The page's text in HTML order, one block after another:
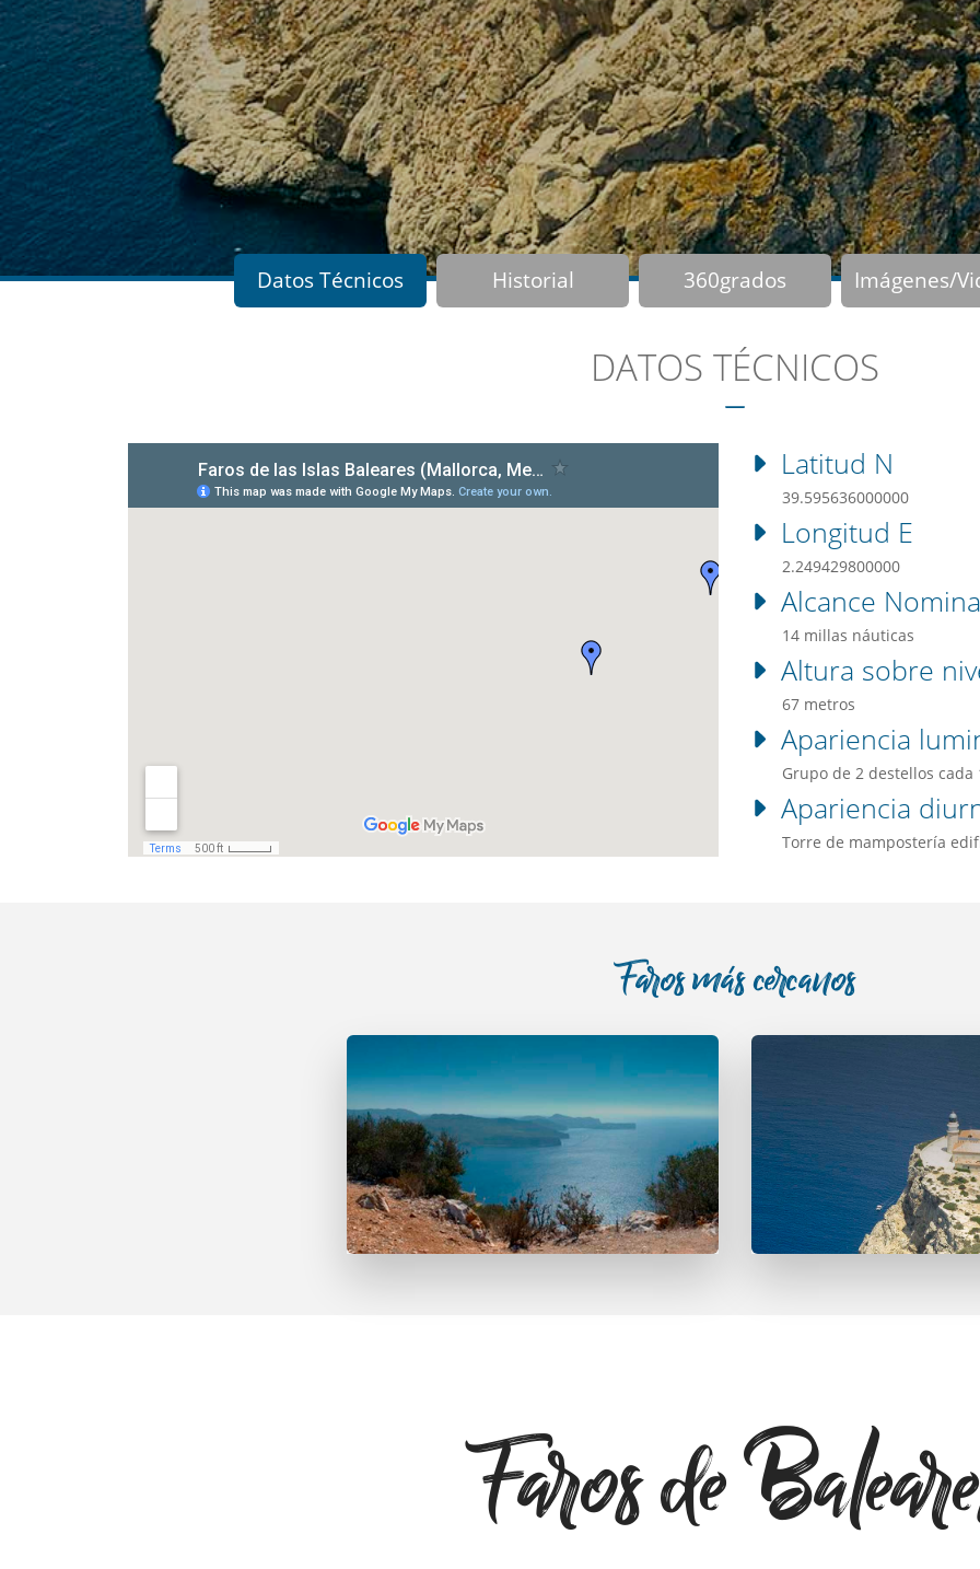
Datos Técnicos Historial 360grados Imágenes/
DATOS TÉCNICOS
Latitud N
39.595636000000
Longitud E
2.249429800000
Alcance
14 millas náuticas
Altura sobre
67 metros
Apariencia
Grupo de 2 destellos cada
Apariencia
Torre de mampostería
Faros más cercanos
Far de na Pòpia (en
desús) Far de
Faros de